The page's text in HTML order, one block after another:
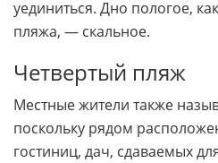
уединиться. Дно пологое,
пляжа, — скальное.
Четвертый пляж
Местные жители также
поскольку рядом
гостиниц, дач, сдаваемых